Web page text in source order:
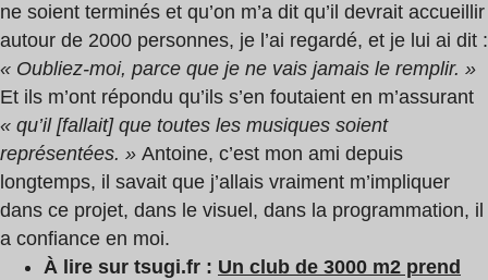
ne soient terminés et qu’on m’a dit qu’il devrait accueillir
autour de 2000 personnes, je l’ai regardé, et je lui ai dit :
« Oubliez-moi, parce que je ne vais jamais le remplir. »
Et ils m’ont répondu qu’ils s’en foutaient en m’assurant
« qu’il [fallait] que toutes les musiques soient
représentées. » Antoine, c’est mon ami depuis
longtemps, il savait que j’allais vraiment m’impliquer
dans ce projet, dans le visuel, dans la programmation, il
a confiance en moi.
À lire sur tsugi.fr : Un club de 3000 m2 prend